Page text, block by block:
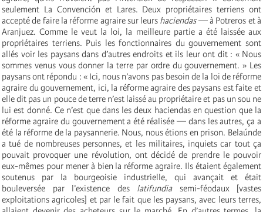
seulement La Convención et Lares. Deux propriétaires terriens ont
accepté de faire la réforme agraire sur leurs haciendas— à Potreros et à
Aranjuez. Comme le veut la loi, la meilleure partie a été laissée aux
propriétaires terriens. Puis les fonctionnaires du gouvernement sont
allés voir les paysans dans d’autres endroits et ils leur ont dit : « Nous
sommes venus vous donner la terre par ordre du gouvernement. » Les
paysans ont répondu : « Ici, nous n’avons pas besoin de la loi de réforme
agraire du gouvernement, ici, la réforme agraire des paysans est faite et
elle dit pas un pouce de terre n’est laissé au propriétaire et pas un sou ne
lui est donné. Ce n’est que dans les deux haciendas en question que la
réforme agraire du gouvernement a été réalisée — dans les autres, ça a
été la réforme de la paysannerie. Nous, nous étions en prison. Belaúnde
a tué de nombreuses personnes, et les militaires, inquiets car tout ça
pouvait provoquer une révolution, ont décidé de prendre le pouvoir
eux-mêmes pour mener à bien la réforme agraire. Ils étaient également
soutenus par la bourgeoisie industrielle, qui avançait et était
bouleversée par l’existence des latifundia semi-féodaux [vastes
exploitations agricoles] et par le fait que les paysans, avec leurs terres,